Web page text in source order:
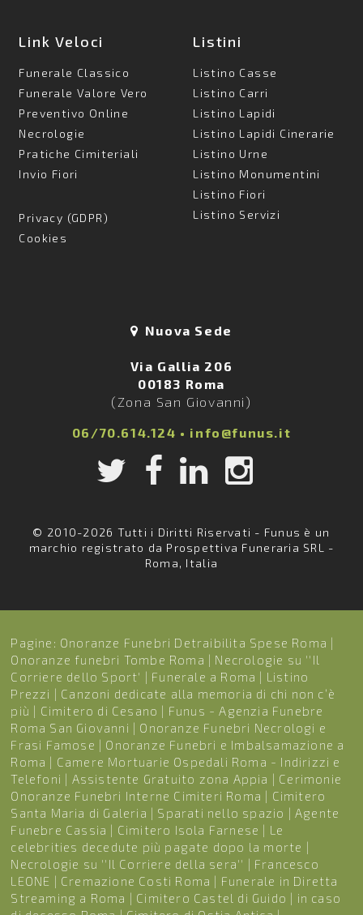
Link Veloci
Funerale Classico
Funerale Valore Vero
Preventivo Online
Necrologie
Pratiche Cimiteriali
Invio Fiori
Privacy (GDPR)
Cookies
Listini
Listino Casse
Listino Carri
Listino Lapidi
Listino Lapidi Cinerarie
Listino Urne
Listino Monumentini
Listino Fiori
Listino Servizi
Nuova Sede
Via Gallia 206
00183 Roma
(Zona San Giovanni)
06/70.614.124 • info@funus.it
© 2010-2026 Tutti i Diritti Riservati - Funus è un
marchio registrato da Prospettiva Funeraria SRL -
Roma, Italia
Pagine: Onoranze Funebri Detraibilita Spese Roma |
Onoranze funebri Tombe Roma | Necrologie su ''Il
Corriere dello Sport' | Funerale a Roma | Listino
Prezzi | Canzoni dedicate alla memoria di chi non c’è
più | Cimitero di Cesano | Funus - Agenzia Funebre
Roma San Giovanni | Onoranze Funebri Necrologi e
Frasi Famose | Onoranze Funebri e Imbalsamazione a
Roma | Camere Mortuarie Ospedali Roma - Indirizzi e
Telefoni | Assistente Gratuito zona Appia | Cerimonie
Onoranze Funebri Interne Cimiteri Roma | Cimitero
Santa Maria di Galeria | Sparati nello spazio |Agente
Funebre Cassia | Cimitero Isola Farnese | Le
celebrities decedute più pagate dopo la morte |
Necrologie su ''Il Corriere della sera'' | Francesco
LEONE | Cremazione Costi Roma | Funerale in Diretta
Streaming a Roma | Cimitero Castel di Guido | in caso